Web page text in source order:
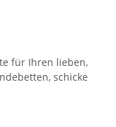
für Ihren lieben,
schicke